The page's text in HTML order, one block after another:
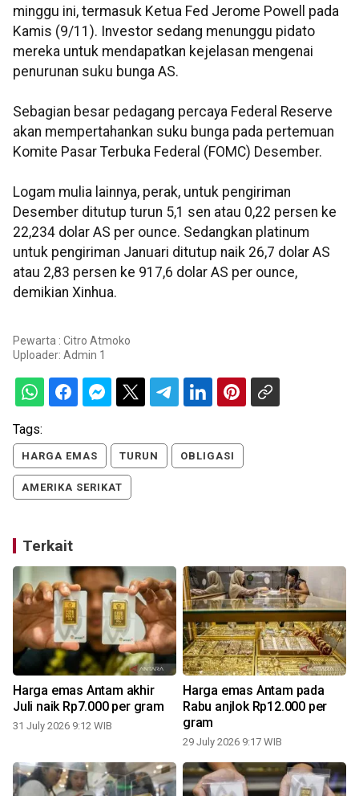
minggu ini, termasuk Ketua Fed Jerome Powell pada
Kamis (9/11). Investor sedang menunggu pidato
mereka untuk mendapatkan kejelasan mengenai
penurunan suku bunga AS.
Sebagian besar pedagang percaya Federal Reserve
akan mempertahankan suku bunga pada pertemuan
Komite Pasar Terbuka Federal (FOMC) Desember.
Logam mulia lainnya, perak, untuk pengiriman
Desember ditutup turun 5,1 sen atau 0,22 persen ke
22,234 dolar AS per ounce. Sedangkan platinum
untuk pengiriman Januari ditutup naik 26,7 dolar AS
atau 2,83 persen ke 917,6 dolar AS per ounce,
demikian Xinhua.
Pewarta : Citro Atmoko
Uploader: Admin 1
Tags:
HARGA EMAS TURUN OBLIGASI
AMERIKA SERIKAT
Terkait
Harga emas Antam akhir
Juli naik Rp7.000 per gram
31 July 2026 9:12 WIB
Harga emas Antam pada
Rabu anjlok Rp12.000 per
gram
29 July 2026 9:17 WIB